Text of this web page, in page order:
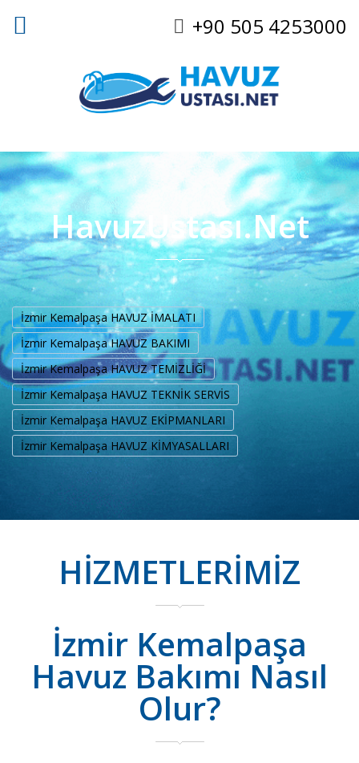
+90 505 4253000
HavuzUstası.Net
İzmir Kemalpaşa HAVUZ İMALATI
İzmir Kemalpaşa HAVUZ BAKIMI
İzmir Kemalpaşa HAVUZ TEMİZLİĞİ
İzmir Kemalpaşa HAVUZ TEKNİK SERVİS
İzmir Kemalpaşa HAVUZ EKİPMANLARI
İzmir Kemalpaşa HAVUZ KİMYASALLARI
HİZMETLERİMİZ
İzmir Kemalpaşa
Havuz Bakımı Nasıl
Olur?